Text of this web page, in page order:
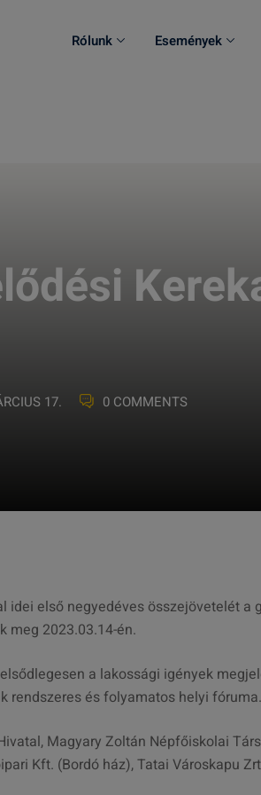
Rólunk Események
17. 0 COMMENTS
idei első negyedéves összejövetelét
meg 2023.03.14-én.
a lakossági igények
rendszeres és folyamatos helyi fóruma.
Magyary Zoltán Népfőiskolai
Kft. (Bordó ház), Tatai Városkapu